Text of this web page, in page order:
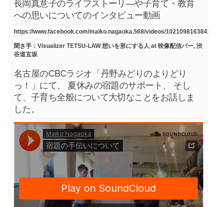
長岡真意子のライフストーリ―や子育て・教育
への思いについてのインタビュー動画
https://www.facebook.com/maiko.nagaoka.568/videos/
聞き手：Visualizer TETSU-LAW 想いを形にする人 at 映像配信バー, 渋
谷道玄坂
名古屋のCBCラジオ「丹野みどりのよりどり
っ！」にて、 夏休みの宿題のサポート、 そし
て、子育ち全般について大切なことをお話しま
した。